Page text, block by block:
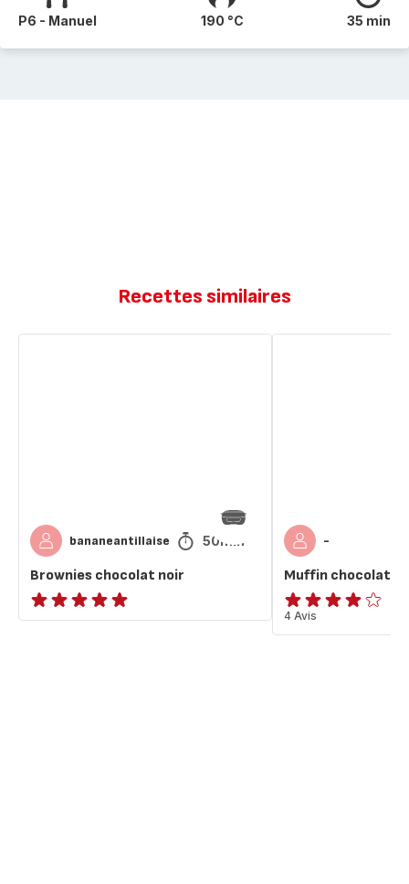
P6 - Manuel 190 °C 35 min
Recettes similaires
bananeantillaise 50min
Brownies chocolat noir
ratings.NaN
-
Muffin chocolat
Avis
4
4 Avis